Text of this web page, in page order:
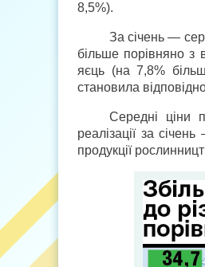
8,5%).
За січень —
більше порівняно з
яєць (на 7,8%
становила
Середні ціни
реалізації за
продукції